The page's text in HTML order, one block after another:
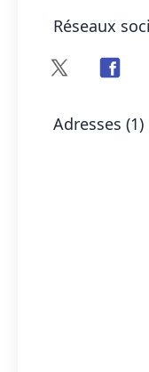
Réseaux
Adresses (1)